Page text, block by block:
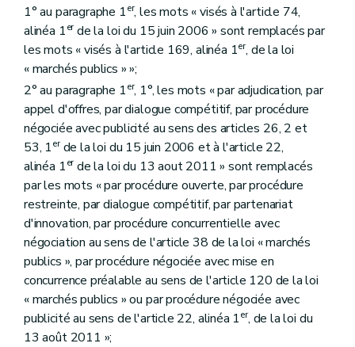
1° au paragraphe 1er, les mots « visés à l'article 74,
alinéa 1erde la loi du 15 juin 2006 » sont remplacés par
les mots « visés à l'article 169, alinéa 1er, de la loi
« marchés publics » »;
2° au paragraphe 1er, 1°, les mots « par adjudication, par
appel d'offres, par dialogue compétitif, par procédure
négociée avec publicité au sens des articles 26, 2 et
53, 1erde la loi du 15 juin 2006 et à l'article 22,
alinéa 1erde la loi du 13 aout 2011 » sont remplacés
par les mots « par procédure ouverte, par procédure
restreinte, par dialogue compétitif, par partenariat
d'innovation, par procédure concurrentielle avec
négociation au sens de l'article 38 de la loi « marchés
publics », par procédure négociée avec mise en
concurrence préalable au sens de l'article 120 de la loi
« marchés publics » ou par procédure négociée avec
publicité au sens de l'article 22, alinéa 1er, de la loi du
13 août 2011 »;